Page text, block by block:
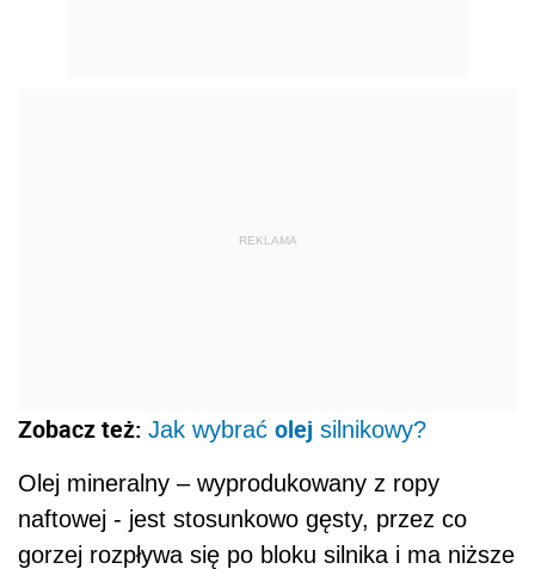
REKLAMA
Zobacz też: Jak wybrać olej silnikowy?
Olej mineralny – wyprodukowany z ropy
naftowej - jest stosunkowo gęsty, przez co
gorzej rozpływa się po bloku silnika i ma niższe